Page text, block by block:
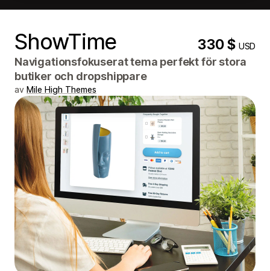
ShowTime 330 $USD
Navigationsfokuserat tema perfekt för stora
butiker och dropshippare
av Mile High Themes